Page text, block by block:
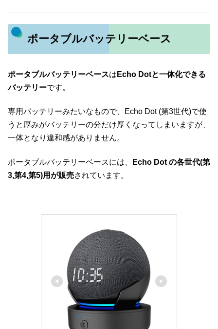
ポータブルバッテリーベース
ポータブルバッテリーベースは Echo Dotと一体化できる
バッテリーです。
専用バッテリーみたいなもので、Echo Dot (第3世代)で使
うと厚みがバッテリーの分だけ厚くなってしまいますが、
一体となり違和感がありません。
ポータブルバッテリーベースには、 Echo Dot の各世代(第
3,第4,第5)用が販売されています。